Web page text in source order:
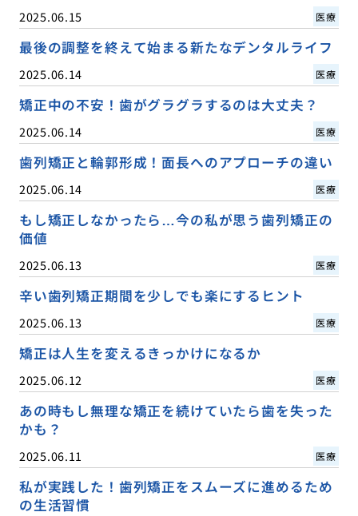
2025.06.15 医療
最後の調整を終えて始まる新たなデンタルライフ
2025.06.14 医療
矯正中の不安！歯がグラグラするのは大丈夫？
2025.06.14 医療
歯列矯正と輪郭形成！面長へのアプローチの違い
2025.06.14 医療
もし矯正しなかったら…今の私が思う歯列矯正の
価値
2025.06.13 医療
辛い歯列矯正期間を少しでも楽にするヒント
2025.06.13 医療
矯正は人生を変えるきっかけになるか
2025.06.12 医療
あの時もし無理な矯正を続けていたら歯を失った
かも？
2025.06.11 医療
私が実践した！歯列矯正をスムーズに進めるため
の生活習慣